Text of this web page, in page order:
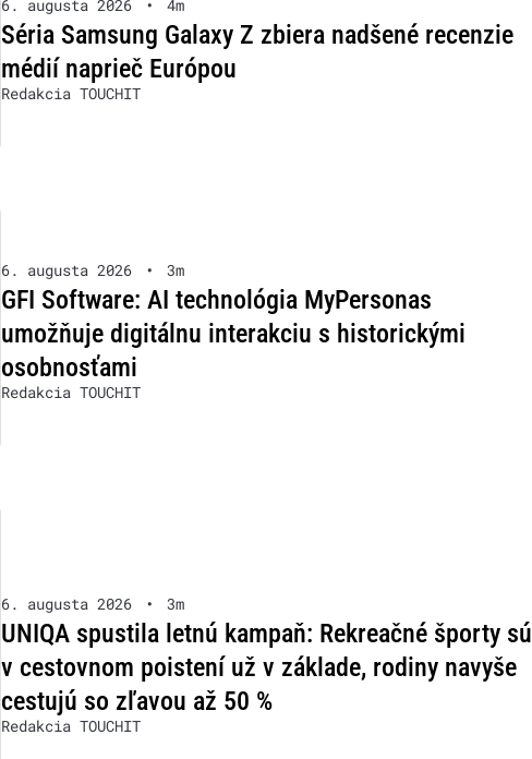
6. augusta 2026 • 4m
Séria Samsung Galaxy Z zbiera nadšené recenzie
médií naprieč Európou
Redakcia TOUCHIT
6. augusta 2026 • 3m
GFI Software: AI technológia MyPersonas
umožňuje digitálnu interakciu s historickými
osobnosťami
Redakcia TOUCHIT
6. augusta 2026 • 3m
UNIQA spustila letnú kampaň: Rekreačné športy sú
v cestovnom poistení už v základe, rodiny navyše
cestujú so zľavou až 50 %
Redakcia TOUCHIT